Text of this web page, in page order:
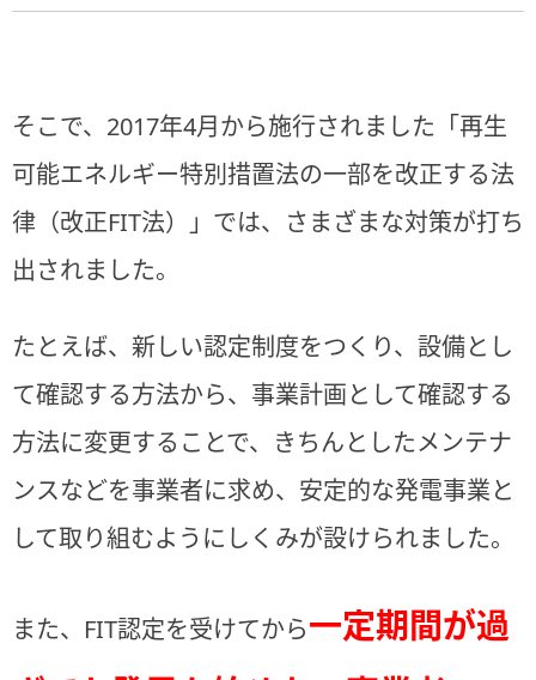
そこで、2017年4月から施行されました「再生
可能エネルギー特別措置法の一部を改正する法
律（改正FIT法）」では、さまざまな対策が打ち
出されました。
たとえば、新しい認定制度をつくり、設備とし
て確認する方法から、事業計画として確認する
方法に変更することで、きちんとしたメンテナ
ンスなどを事業者に求め、安定的な発電事業と
して取り組むようにしくみが設けられました。
また、FIT認定を受けてから一定期間が過